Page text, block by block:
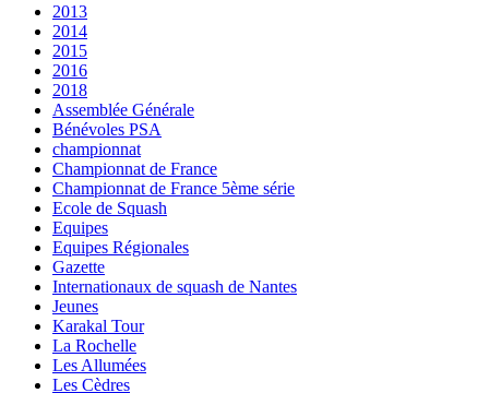
2013
2014
2015
2016
2018
Assemblée Générale
Bénévoles PSA
championnat
Championnat de France
Championnat de France 5ème série
Ecole de Squash
Equipes
Equipes Régionales
Gazette
Internationaux de squash de Nantes
Jeunes
Karakal Tour
La Rochelle
Les Allumées
Les Cèdres